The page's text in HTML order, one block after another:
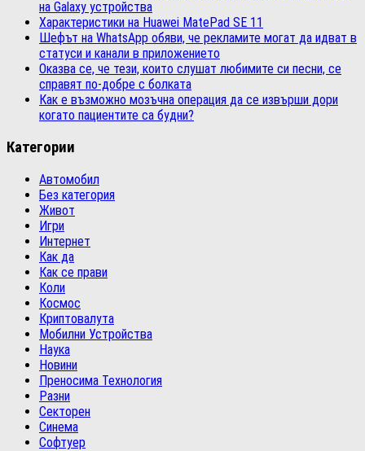
на Galaxy устройства
Характеристики на Huawei MatePad SE 11
Шефът на WhatsApp обяви, че рекламите могат да идват в
статуси и канали в приложението
Оказва се, че тези, които слушат любимите си песни, се
справят по-добре с болката
Как е възможно мозъчна операция да се извърши дори
когато пациентите са будни?
Категории
Автомобил
Без категория
Живот
Игри
Интернет
Как да
Как се прави
Коли
Космос
Криптовалута
Мобилни Устройства
Наука
Новини
Преносима Технология
Разни
Секторен
Синема
Софтуер